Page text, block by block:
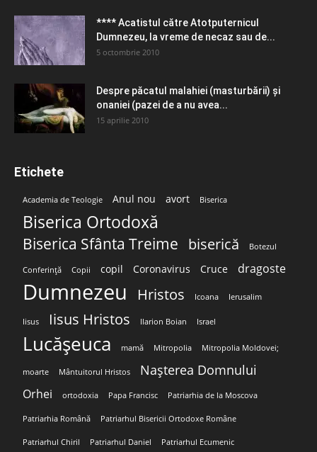
**** Acatistul către Atotputernicul
Dumnezeu, la vreme de necaz sau de...
5 octombrie 2010
Despre păcatul malahiei (masturbării) şi
onaniei (pazei de a nu avea...
15 aprilie 2010
Etichete
Academia de Teologie Anul nou avort Biserica
Biserica Ortodoxă
Biserica Sfânta Treime biserică Botezul
Conferință Copii copil Coronavirus Cruce dragoste
Dumnezeu Hristos Icoana Ierusalim
Iisus Iisus Hristos Ilarion Boian Israel
Lucășeuca mamă Mitropolia Mitropolia Moldovei;
moarte Mântuitorul Hristos Nașterea Domnului
Orhei ortodoxia Papa Francisc Patriarhia de la Moscova
Patriarhia Română Patriarhul Bisericii Ortodoxe Române
Patriarhul Chiril Patriarhul Daniel Patriarhul Ecumenic